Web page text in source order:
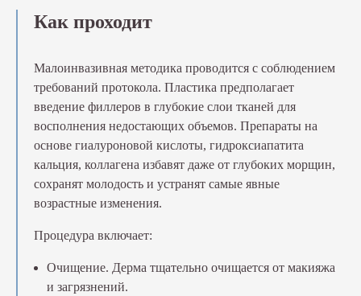
Как проходит
Малоинвазивная методика проводится с соблюдением
требований протокола. Пластика предполагает
введение филлеров в глубокие слои тканей для
восполнения недостающих объемов. Препараты на
основе гиалуроновой кислоты, гидроксиапатита
кальция, коллагена избавят даже от глубоких морщин,
сохранят молодость и устранят самые явные
возрастные изменения.
Процедура включает:
Очищение. Дерма тщательно очищается от макияжа
и загрязнений.